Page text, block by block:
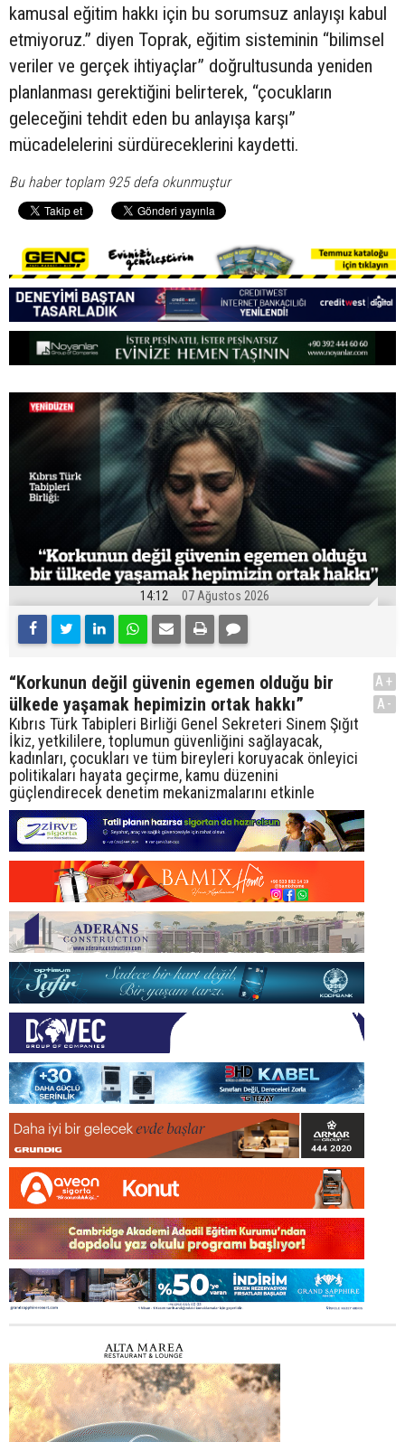
kamusal eğitim hakkı için bu sorumsuz anlayışı kabul
etmiyoruz.” diyen Toprak, eğitim sisteminin “bilimsel
veriler ve gerçek ihtiyaçlar” doğrultusunda yeniden
planlanması gerektiğini belirterek, “çocukların
geleceğini tehdit eden bu anlayışa karşı”
mücadelelerini sürdüreceklerini kaydetti.
Bu haber toplam 925 defa okunmuştur
14:12 07 Ağustos 2026
“Korkunun değil güvenin egemen olduğu bir
ülkede yaşamak hepimizin ortak hakkı”
Kıbrıs Türk Tabipleri Birliği Genel Sekreteri Sinem Şığıt
İkiz, yetkililere, toplumun güvenliğini sağlayacak,
kadınları, çocukları ve tüm bireyleri koruyacak önleyici
politikaları hayata geçirme, kamu düzenini
güçlendirecek denetim mekanizmalarını etkinle
A+
A-